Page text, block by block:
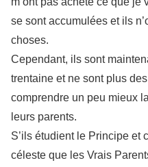
se sont accumulées et ils
choses.
Cependant, ils sont
trentaine et ne sont plus
comprendre un peu mieux
leurs parents.
S’ils étudient le Principe et
céleste que les Vrais